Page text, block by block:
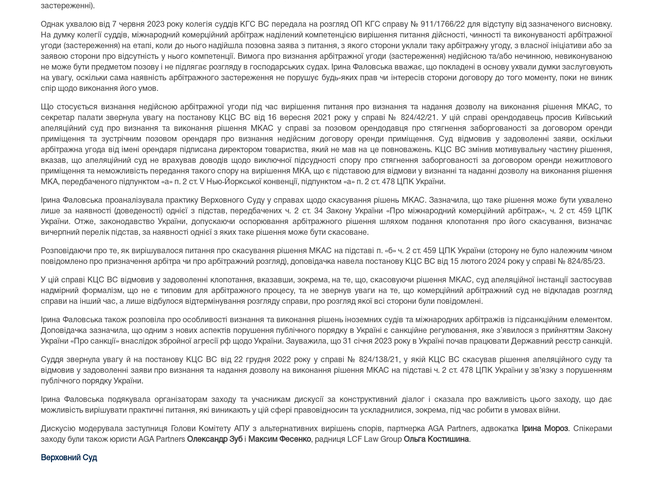
застереженні).
Однак ухвалою від 7 червня 2023 року колегія суддів КГС ВС передала на розгляд ОП КГС справу № 911/1766/22 для відступу від зазначеного висновку.
На думку колегії суддів, міжнародний комерційний арбітраж наділений компетенцією вирішення питання дійсності, чинності та виконуваності арбітражної
угоди (застереження) на етапі, коли до нього надійшла позовна заява з питання, з якого сторони уклали таку арбітражну угоду, з власної ініціативи або за
заявою сторони про відсутність у нього компетенції. Вимога про визнання арбітражної угоди (застереження) недійсною та/або нечинною, невиконуваною
не може бути предметом позову і не підлягає розгляду в господарських судах. Ірина Фаловська вважає, що покладені в основу ухвали думки заслуговують
на увагу, оскільки сама наявність арбітражного застереження не порушує будь-яких прав чи інтересів сторони договору до того моменту, поки не виник
спір щодо виконання його умов.
Що стосується визнання недійсною арбітражної угоди під час вирішення питання про визнання та надання дозволу на виконання рішення МКАС, то
секретар палати звернула увагу на постанову КЦС ВС від 16 вересня 2021 року у справі № 824/42/21. У цій справі орендодавець просив Київський
апеляційний суд про визнання та виконання рішення МКАС у справі за позовом орендодавця про стягнення заборгованості за договором оренди
приміщення та зустрічним позовом орендаря про визнання недійсним договору оренди приміщення. Суд відмовив у задоволенні заяви, оскільки
арбітражна угода від імені орендаря підписана директором товариства, який не мав на це повноважень. КЦС ВС змінив мотивувальну частину рішення,
вказав, що апеляційний суд не врахував доводів щодо виключної підсудності спору про стягнення заборгованості за договором оренди нежитлового
приміщення та неможливість передання такого спору на вирішення МКА, що є підставою для відмови у визнанні та наданні дозволу на виконання рішення
МКА, передбаченого підпунктом «а» п. 2 ст. V Нью‑Йоркської конвенції, підпунктом «а» п. 2 ст. 478 ЦПК України.
Ірина Фаловська проаналізувала практику Верховного Суду у справах щодо скасування рішень МКАС. Зазначила, що таке рішення може бути ухвалено
лише за наявності (доведеності) однієї з підстав, передбачених ч. 2 ст. 34 Закону України «Про міжнародний комерційний арбітраж», ч. 2 ст. 459 ЦПК
України. Отже, законодавство України, допускаючи оспорювання арбітражного рішення шляхом подання клопотання про його скасування, визначає
вичерпний перелік підстав, за наявності однієї з яких таке рішення може бути скасоване.
Розповідаючи про те, як вирішувалося питання про скасування рішення МКАС на підставі п. «б» ч. 2 ст. 459 ЦПК України (сторону не було належним чином
повідомлено про призначення арбітра чи про арбітражний розгляд), доповідачка навела постанову КЦС ВС від 15 лютого 2024 року у справі № 824/85/23.
У цій справі КЦС ВС відмовив у задоволенні клопотання, вказавши, зокрема, на те, що, скасовуючи рішення МКАС, суд апеляційної інстанції застосував
надмірний формалізм, що не є типовим для арбітражного процесу, та не звернув уваги на те, що комерційний арбітражний суд не відкладав розгляд
справи на інший час, а лише відбулося відтермінування розгляду справи, про розгляд якої всі сторони були повідомлені.
Ірина Фаловська також розповіла про особливості визнання та виконання рішень іноземних судів та міжнародних арбітражів із підсанкційним елементом.
Доповідачка зазначила, що одним з нових аспектів порушення публічного порядку в Україні є санкційне регулювання, яке з’явилося з прийняттям Закону
України «Про санкції» внаслідок збройної агресії рф щодо України. Зауважила, що 31 січня 2023 року в Україні почав працювати Державний реєстр санкцій.
Суддя звернула увагу й на постанову КЦС ВС від 22 грудня 2022 року у справі № 824/138/21, у якій КЦС ВС скасував рішення апеляційного суду та
відмовив у задоволенні заяви про визнання та надання дозволу на виконання рішення МКАС на підставі ч. 2 ст. 478 ЦПК України у зв’язку з порушенням
публічного порядку України.
Ірина Фаловська подякувала організаторам заходу та учасникам дискусії за конструктивний діалог і сказала про важливість цього заходу, що дає
можливість вирішувати практичні питання, які виникають у цій сфері правовідносин та ускладнилися, зокрема, під час робити в умовах війни.
Дискусію модерувала заступниця Голови Комітету АПУ з альтернативних вирішень спорів, партнерка AGA Partners, адвокатка Ірина Мороз. Спікерами
заходу були також юристи AGA Partners Олександр Зубі Максим Фесенко, радниця LCF Law Group Ольга Костишина.
Верховний Суд